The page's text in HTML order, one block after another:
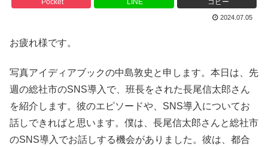
Pocket LINE コピー
2024.07.05
お疲れ様です。
写真アイディアブックの中島敦史と申します。本日は、先
週の総社市のSNS導入で、班長をされた長尾信太郎さん
を紹介します。彼のエピソードや、SNS導入についてお
話しできればと思います。僕は、長尾信太郎さんと総社市
のSNS導入でお話しする機会がありました。彼は、都合